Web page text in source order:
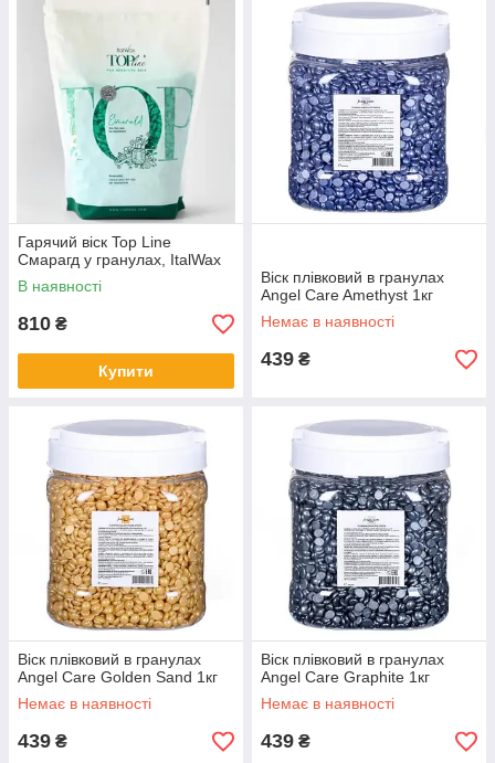
Гарячий віск Top Line
Смарагд у гранулах, ItalWax
В наявності
810 ₴
Купити
Віск плівковий в гранулах
Angel Care Amethyst 1кг
Немає в наявності
439 ₴
Віск плівковий в гранулах
Angel Care Golden Sand 1кг
Немає в наявності
439 ₴
Віск плівковий в гранулах
Angel Сare Graphite 1кг
Немає в наявності
439 ₴